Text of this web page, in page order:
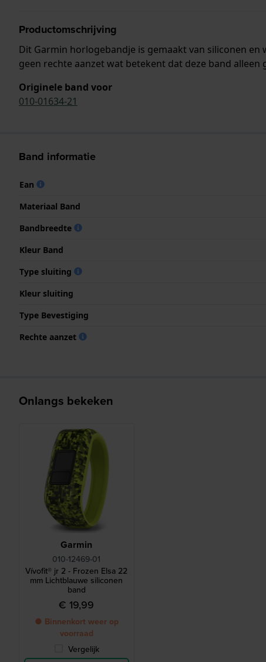
Productomschrijving
Dit Garmin horlogebandje is gemaakt van siliconen
geen rechte aanzet wat betekent dat deze band
Originele band voor
010-01634-21
Band informatie
Ean
Materiaal Band
Bandbreedte
Kleur Band
Type sluiting
Kleur sluiting
Type Bevestiging
Rechte aanzet
Onlangs bekeken
Garmin
010-12469-01
Vívofit® jr 2 - Frozen Elsa 22
mm Lichtblauwe siliconen
band
€ 19,99
● Binnenkort weer op
voorraad
Vergelijk